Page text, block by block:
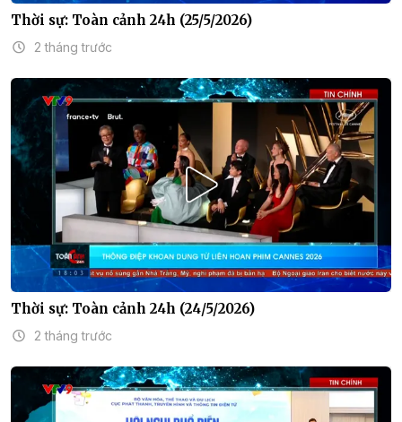
Thời sự: Toàn cảnh 24h (25/5/2026)
2 tháng trước
Thời sự: Toàn cảnh 24h (24/5/2026)
2 tháng trước